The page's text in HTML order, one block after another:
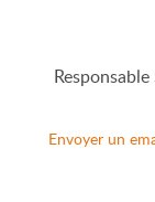
Envoyer un